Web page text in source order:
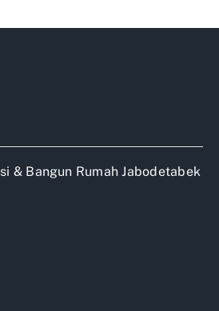
& Bangun Rumah Jabodetabek